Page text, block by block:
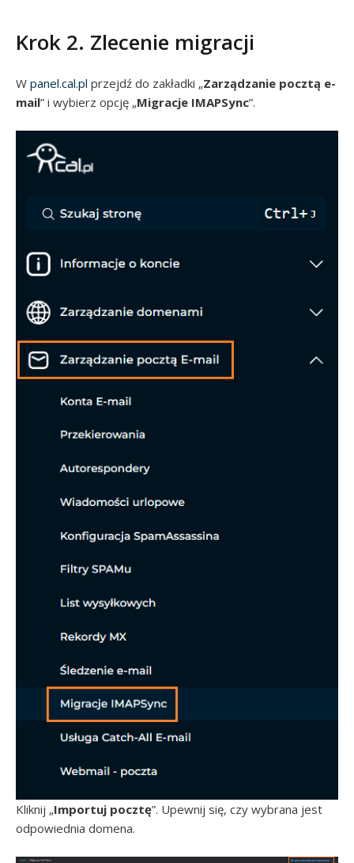
Krok 2. Zlecenie migracji
W panel.cal.pl przejdź do zakładki „Zarządzanie pocztą e-
mail” i wybierz opcję „Migracje IMAPSync”.
Kliknij „Importuj pocztę”. Upewnij się, czy wybrana jest
odpowiednia domena.